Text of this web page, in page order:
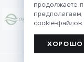
продолжаете
cookie-файлов.
ХОРОШО